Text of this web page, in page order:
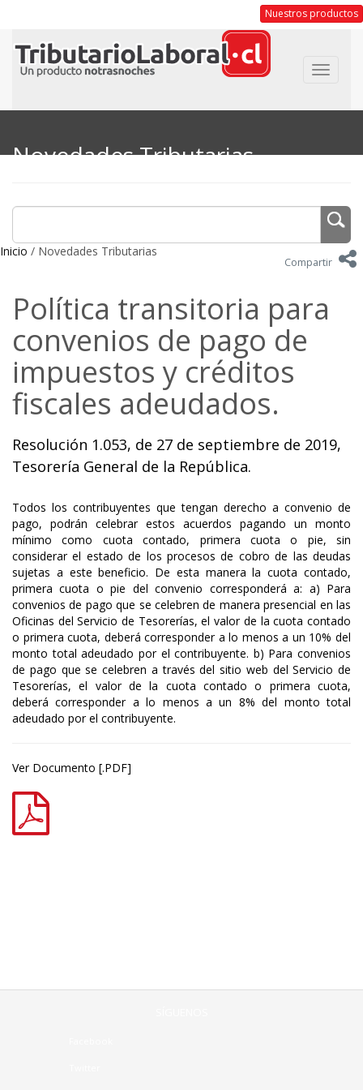
Nuestros productos
Toggle
Novedades Tributarias
Inicio / Novedades Tributarias
Compartir
Política transitoria para
convenios de pago de
impuestos y créditos
fiscales adeudados.
Resolución 1.053, de 27 de septiembre de 2019,
Tesorería General de la República.
Todos los contribuyentes que tengan derecho a convenio de
pago, podrán celebrar estos acuerdos pagando un monto
mínimo como cuota contado, primera cuota o pie, sin
considerar el estado de los procesos de cobro de las deudas
sujetas a este beneficio. De esta manera la cuota contado,
primera cuota o pie del convenio corresponderá a: a) Para
convenios de pago que se celebren de manera presencial en las
Oficinas del Servicio de Tesorerías, el valor de la cuota contado
o primera cuota, deberá corresponder a lo menos a un 10% del
monto total adeudado por el contribuyente. b) Para convenios
de pago que se celebren a través del sitio web del Servicio de
Tesorerías, el valor de la cuota contado o primera cuota,
deberá corresponder a lo menos a un 8% del monto total
adeudado por el contribuyente.
Ver Documento [.PDF]